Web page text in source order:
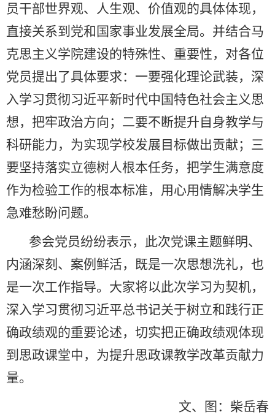
员干部世界观、人生观、价值观的具体体现，
直接关系到党和国家事业发展全局。并结合马
克思主义学院建设的特殊性、重要性，对各位
党员提出了具体要求：一要强化理论武装，深
入学习贯彻习近平新时代中国特色社会主义思
想，把牢政治方向；二要不断提升自身教学与
科研能力，为实现学校发展目标做出贡献；三
要坚持落实立德树人根本任务，把学生满意度
作为检验工作的根本标准，用心用情解决学生
急难愁盼问题。
参会党员纷纷表示，此次党课主题鲜明、
内涵深刻、案例鲜活，既是一次思想洗礼，也
是一次工作指导。大家将以此次学习为契机，
深入学习贯彻习近平总书记关于树立和践行正
确政绩观的重要论述，切实把正确政绩观体现
到思政课堂中，为提升思政课教学改革贡献力
量。
文、图：柴岳春